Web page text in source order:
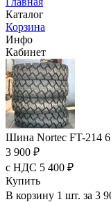
Каталог
Корзина
Инфо
Кабинет
Шина Nortec FT-214
3 900 ₽
с НДС 5 400 ₽
Купить
В корзину 1 шт. за 3